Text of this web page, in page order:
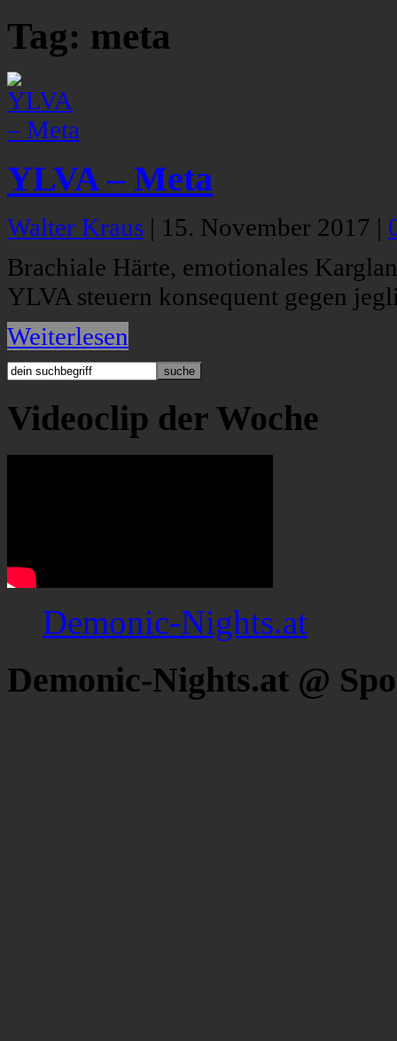
Tag: meta
YLVA – Meta
Walter Kraus | 15. November 2017 |
Brachiale Härte, emotionales
YLVA steuern konsequent gegen
Weiterlesen
Videoclip der Woche
Demonic-Nights.at
Demonic-Nights.at @